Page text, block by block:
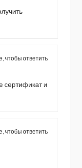
чтобы ответить
сертификат и
чтобы ответить